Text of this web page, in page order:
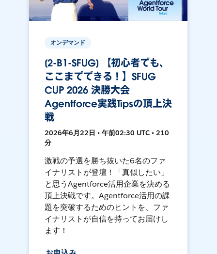
オンデマンド
[2-B1-SFUG] 【初心者でも、
ここまでできる！】SFUG
CUP 2026 決勝大会
Agentforce実践Tipsの頂上決
戦
2026年6月22日 • 午前02:30 UTC • 210
分
激戦の予選を勝ち抜いた6名のファ
イナリストが登壇！「真似したい」
と思うAgentforce活用企業を決める
頂上決戦です。Agentforce活用の課
題を突破するためのヒントを、ファ
イナリストが自信を持ってお届けし
ます！